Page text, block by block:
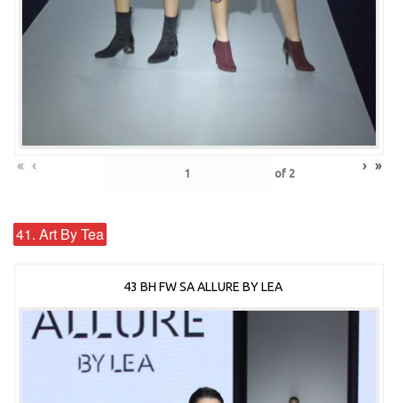
« ‹ of 2 › »
41. Art By Tea
43 BH FW SA ALLURE BY LEA